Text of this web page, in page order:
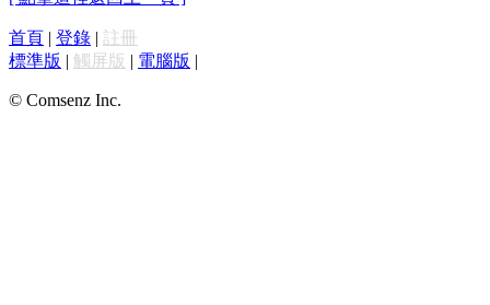
首頁 | 登錄 | 註冊
標準版 | 觸屏版 | 電腦版 |
© Comsenz Inc.